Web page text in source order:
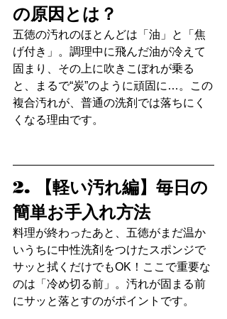
の原因とは？
五徳の汚れのほとんどは「油」と「焦
げ付き」。調理中に飛んだ油が冷えて
固まり、その上に吹きこぼれが乗る
と、まるで“炭”のように頑固に…。この
複合汚れが、普通の洗剤では落ちにく
くなる理由です。
2. 【軽い汚れ編】毎日の
簡単お手入れ方法
料理が終わったあと、五徳がまだ温か
いうちに中性洗剤をつけたスポンジで
サッと拭くだけでもOK！ここで重要な
のは「冷め切る前」。汚れが固まる前
にサッと落とすのがポイントです。